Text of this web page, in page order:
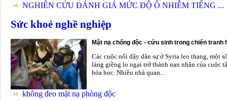
NGHIÊN CỨU ĐÁNH GIÁ MỨC ĐỘ Ô NHIỄM TIẾNG ...
Sức khoẻ nghề nghiệp
Mặt nạ chống độc - cứu sinh trong chiến tranh
Các cuộc nổi dậy dân sự ở Syria leo thang, một
láng giềng lo ngại trở thành nạn nhân của cuộc
hóa học. Nhiều nhà quan...
không đeo mặt nạ phòng độc